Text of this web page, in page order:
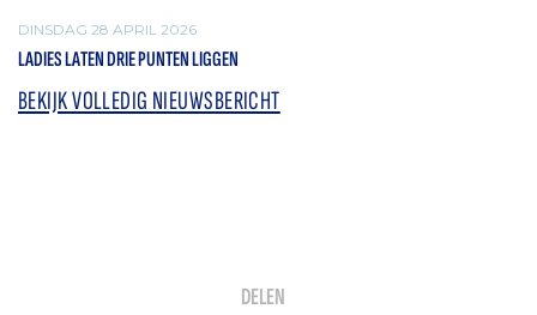
DINSDAG 28 APRIL 2026
LADIES LATEN DRIE PUNTEN LIGGEN
BEKIJK VOLLEDIG NIEUWSBERICHT
DELEN